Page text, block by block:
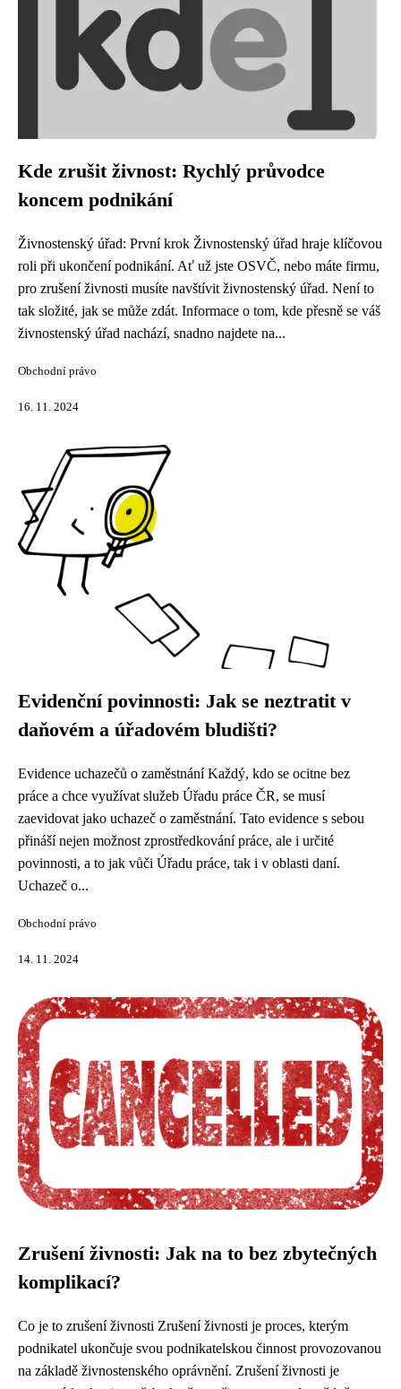
Kde zrušit živnost: Rychlý průvodce
koncem podnikání
Živnostenský úřad: První krok Živnostenský úřad hraje klíčovou
roli při ukončení podnikání. Ať už jste OSVČ, nebo máte firmu,
pro zrušení živnosti musíte navštívit živnostenský úřad. Není to
tak složité, jak se může zdát. Informace o tom, kde přesně se váš
živnostenský úřad nachází, snadno najdete na...
Obchodní právo
16. 11. 2024
Evidenční povinnosti: Jak se neztratit v
daňovém a úřadovém bludišti?
Evidence uchazečů o zaměstnání Každý, kdo se ocitne bez
práce a chce využívat služeb Úřadu práce ČR, se musí
zaevidovat jako uchazeč o zaměstnání. Tato evidence s sebou
přináší nejen možnost zprostředkování práce, ale i určité
povinnosti, a to jak vůči Úřadu práce, tak i v oblasti daní.
Uchazeč o...
Obchodní právo
14. 11. 2024
Zrušení živnosti: Jak na to bez zbytečných
komplikací?
Co je to zrušení živnosti Zrušení živnosti je proces, kterým
podnikatel ukončuje svou podnikatelskou činnost provozovanou
na základě živnostenského oprávnění. Zrušení živnosti je